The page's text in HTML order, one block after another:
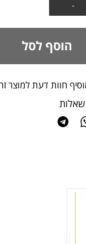
הוסף לסל
חוות דעת למוצר